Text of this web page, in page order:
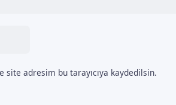
site adresim bu tarayıcıya kaydedilsin.